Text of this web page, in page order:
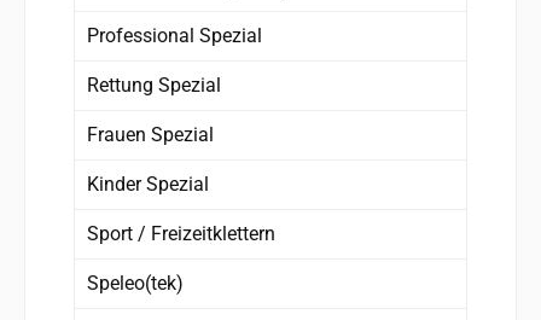
Professional Spezial
Rettung Spezial
Frauen Spezial
Kinder Spezial
Sport / Freizeitklettern
Speleo(tek)